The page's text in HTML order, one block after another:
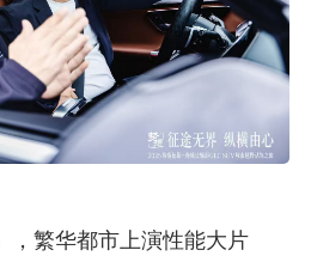
，繁华都市上演性能大片